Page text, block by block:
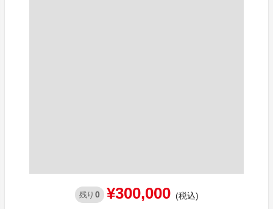
残り 0 ¥300,000 (税込)